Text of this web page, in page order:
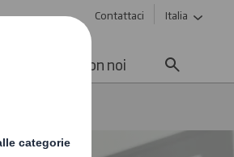
Contattaci Italia
Lavora con noi